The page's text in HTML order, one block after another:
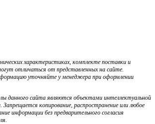
характеристиках, комплекте поставки и
отличаться от представленных на сайте.
уточняйте у менеджера при оформлении
данного сайта являются объектами интеллектуальной
Запрещается копирование, распространение или любое
информации без предварительного согласия